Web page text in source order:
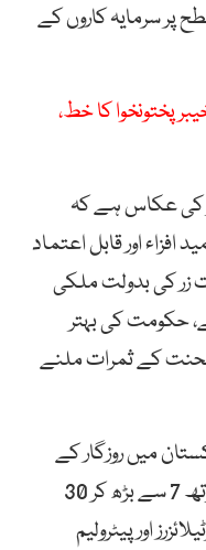
پر سرمایہ کاروں کے
پختونخوا کا خط،
کی عکاس ہے کہ
اور قابل اعتماد
زر کی بدولت ملکی
حکومت کی بہتر
محنت کے ثمرات ملنے
میں روزگار کے
مواقع بڑھے ہیں، سروسز سیکٹر کی گروتھ 7 سے بڑھ کر 30
اور پیٹرولیم